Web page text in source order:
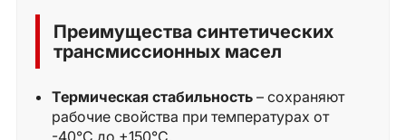
Преимущества синтетических
трансмиссионных масел
Термическая стабильность– сохраняют
рабочие свойства при температурах от
-40°C до +150°C.